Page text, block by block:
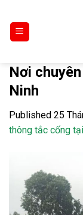
content
Nơi
Ninh
Published 25
thông tắc cống